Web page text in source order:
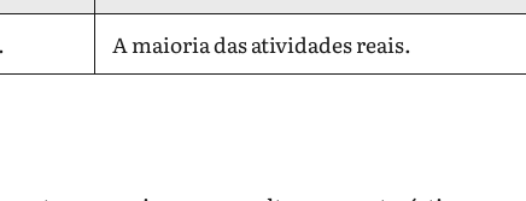
A maioria das atividades reais.